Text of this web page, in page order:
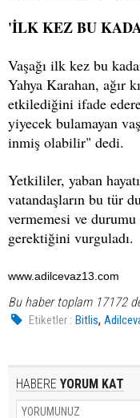
'İLK KEZ BU
Vaşağı ilk kez bu
Yahya Karahan, ağır
etkilediğini ifade
yiyecek bulamayan
inmiş olabilir" dedi.
Yetkililer, yaban
vatandaşların bu tür
vermemesi ve
gerektiğini vurguladı.
www.adilcevaz13.com
Bu haber toplam 17172
Etiketler : Bitlis,
HABERE YORUM KAT